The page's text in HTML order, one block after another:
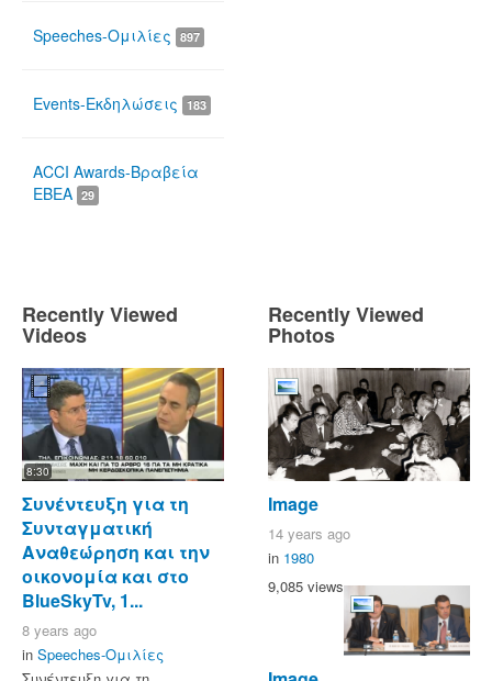
Speeches-Ομιλίες 897
Events-Εκδηλώσεις 183
ACCI Awards-Βραβεία
ΕΒΕΑ 29
Recently Viewed
Videos
8:30
Συνέντευξη για τη
Συνταγματική
Αναθεώρηση και την
οικονομία και στο
BlueSkyTv, 1...
8 years ago
in Speeches-Ομιλίες
Recently Viewed
Photos
Image
14 years ago
in 1980
9,085 views